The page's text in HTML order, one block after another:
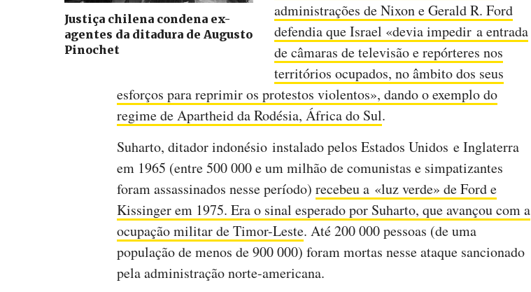
Justiça chilena condena ex-
agentes da ditadura de Augusto
Pinochet
administrações de Nixon e Gerald R. Ford
defendia que Israel «devia impedir a entrada
de câmaras de televisão e repórteres nos
territórios ocupados, no âmbito dos seus
esforços para reprimir os protestos violentos», dando o exemplo do
regime de Apartheid da Rodésia, África do Sul.
Suharto, ditador indonésio instalado pelos Estados Unidos e Inglaterra
em 1965 (entre 500 000 e um milhão de comunistas e simpatizantes
foram assassinados nesse período) recebeu a «luz verde» de Ford e
Kissinger em 1975. Era o sinal esperado por Suharto, que avançou com a
ocupação militar de Timor-Leste. Até 200 000 pessoas (de uma
população de menos de 900 000) foram mortas nesse ataque sancionado
pela administração norte-americana.